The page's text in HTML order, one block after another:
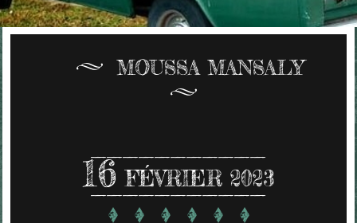
MOUSSA MANSALY
16 FÉVRIER 2023